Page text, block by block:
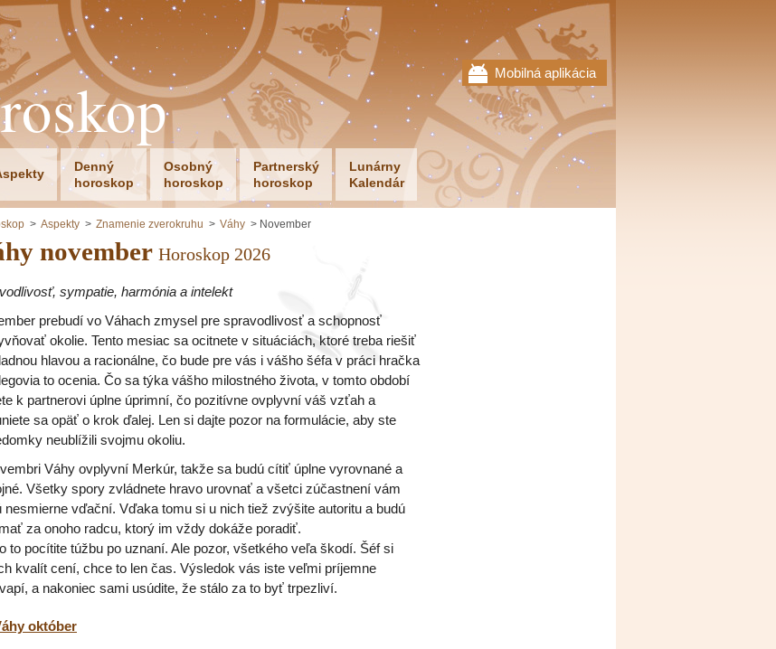
Mobilná aplikácia
Denný
horoskop
Osobný
horoskop
Partnerský
horoskop
Lunárny
Kalendár
Aspekty Znamenie zverokruhu Váhy November
november Horoskop 2026
sympatie, harmónia a intelekt
prebudí vo Váhach zmysel pre spravodlivosť a schopnosť
okolie. Tento mesiac sa ocitnete v situáciách, ktoré treba riešiť
hlavou a racionálne, čo bude pre vás i vášho šéfa v práci hračka
to ocenia. Čo sa týka vášho milostného života, v tomto období
k partnerovi úplne úprimní, čo pozitívne ovplyvní váš vzťah a
sa opäť o krok ďalej. Len si dajte pozor na formulácie, aby ste
neublížili svojmu okoliu.
Váhy ovplyvní Merkúr, takže sa budú cítiť úplne vyrovnané a
Všetky spory zvládnete hravo urovnať a všetci zúčastnení vám
nesmierne vďační. Vďaka tomu si u nich tiež zvýšite autoritu a budú
za onoho radcu, ktorý im vždy dokáže poradiť.
to pocítite túžbu po uznaní. Ale pozor, všetkého veľa škodí. Šéf si
kvalít cení, chce to len čas. Výsledok vás iste veľmi príjemne
a nakoniec sami usúdite, že stálo za to byť trpezliví.
október